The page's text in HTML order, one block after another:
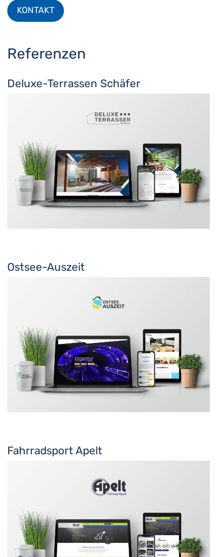
KONTAKT
Referenzen
Deluxe-Terrassen Schäfer
Ostsee-Auszeit
Fahrradsport Apelt